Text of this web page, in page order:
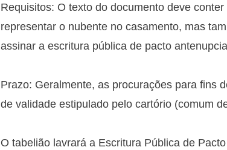
Requisitos: O texto do documento deve
representar o nubente no casamento, mas
assinar a escritura pública de pacto
Prazo: Geralmente, as procurações para fins
de validade estipulado pelo cartório (comum
O tabelião lavrará a Escritura Pública de